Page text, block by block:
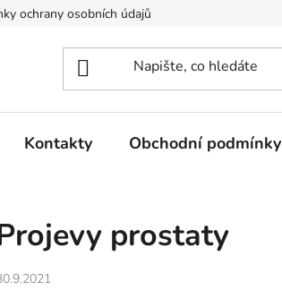
ochrany osobních údajů
Kontakty Obchodní podmínky
prostaty